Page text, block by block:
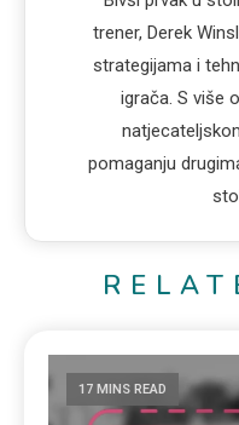
trener, Derek
strategijama i
igrača. S više
pomaganju
17 MINS READ